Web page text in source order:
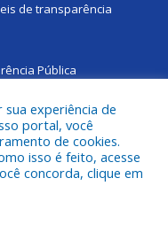
de transparência
Pública
Municipal de Cachoeira
experiência de
portal, você
de cookies.
isso é feito, acesse
concorda, clique em